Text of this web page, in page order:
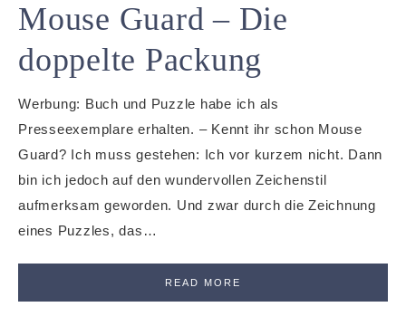
Mouse Guard – Die
doppelte Packung
Werbung: Buch und Puzzle habe ich als
Presseexemplare erhalten. – Kennt ihr schon Mouse
Guard? Ich muss gestehen: Ich vor kurzem nicht. Dann
bin ich jedoch auf den wundervollen Zeichenstil
aufmerksam geworden. Und zwar durch die Zeichnung
eines Puzzles, das…
READ MORE